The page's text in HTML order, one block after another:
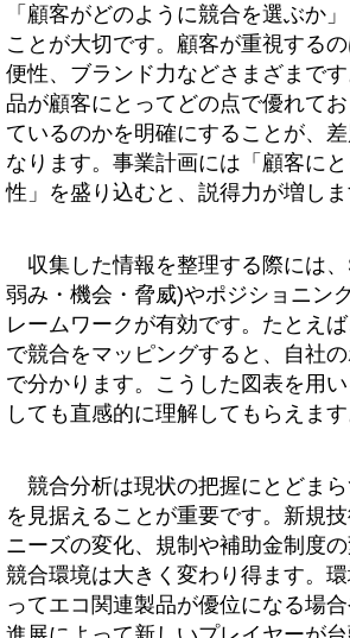
「顧客がどのように競合を選ぶか
ことが大切です。顧客が重視する
便性、ブランド力などさまざまで
品が顧客にとってどの点で優れて
ているのかを明確にすることが、
なります。事業計画には「顧客に
性」を盛り込むと、説得力が増しま
収集した情報を整理する際には
弱み・機会・脅威)やポジショニン
レームワークが有効です。たとえ
で競合をマッピングすると、自社
で分かります。こうした図表を用
しても直感的に理解してもらえます
競合分析は現状の把握にとどま
を見据えることが重要です。新規
ニーズの変化、規制や補助金制度の
競合環境は大きく変わり得ます。
ってエコ関連製品が優位になる場